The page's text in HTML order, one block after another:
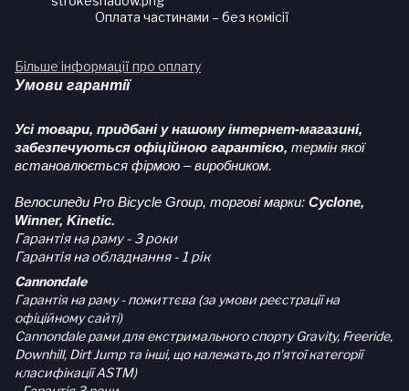
Оплата частинами – без комісії
Більше інформації про оплату
Умови гарантії
Усі товари, придбані у нашому інтернет-магазині,
забезпечуються офіційною гарантією, термін якої
встановлюється фірмою – виробником.
Велосипеди Pro Bicycle Group, торгові марки: Cyclone,
Winner, Kinetic.
Гарантія на раму - 3 роки
Гарантія на обладнання - 1 рік
Cannondale
Гарантія на раму - пожиттєва (за умови реєстрації на
офіційному сайті)
Cannondale рами для екстримального спорту Gravity, Freeride,
Downhill, Dirt Jump та інші, що належать до п'ятої категорії
класифікації ASTM)